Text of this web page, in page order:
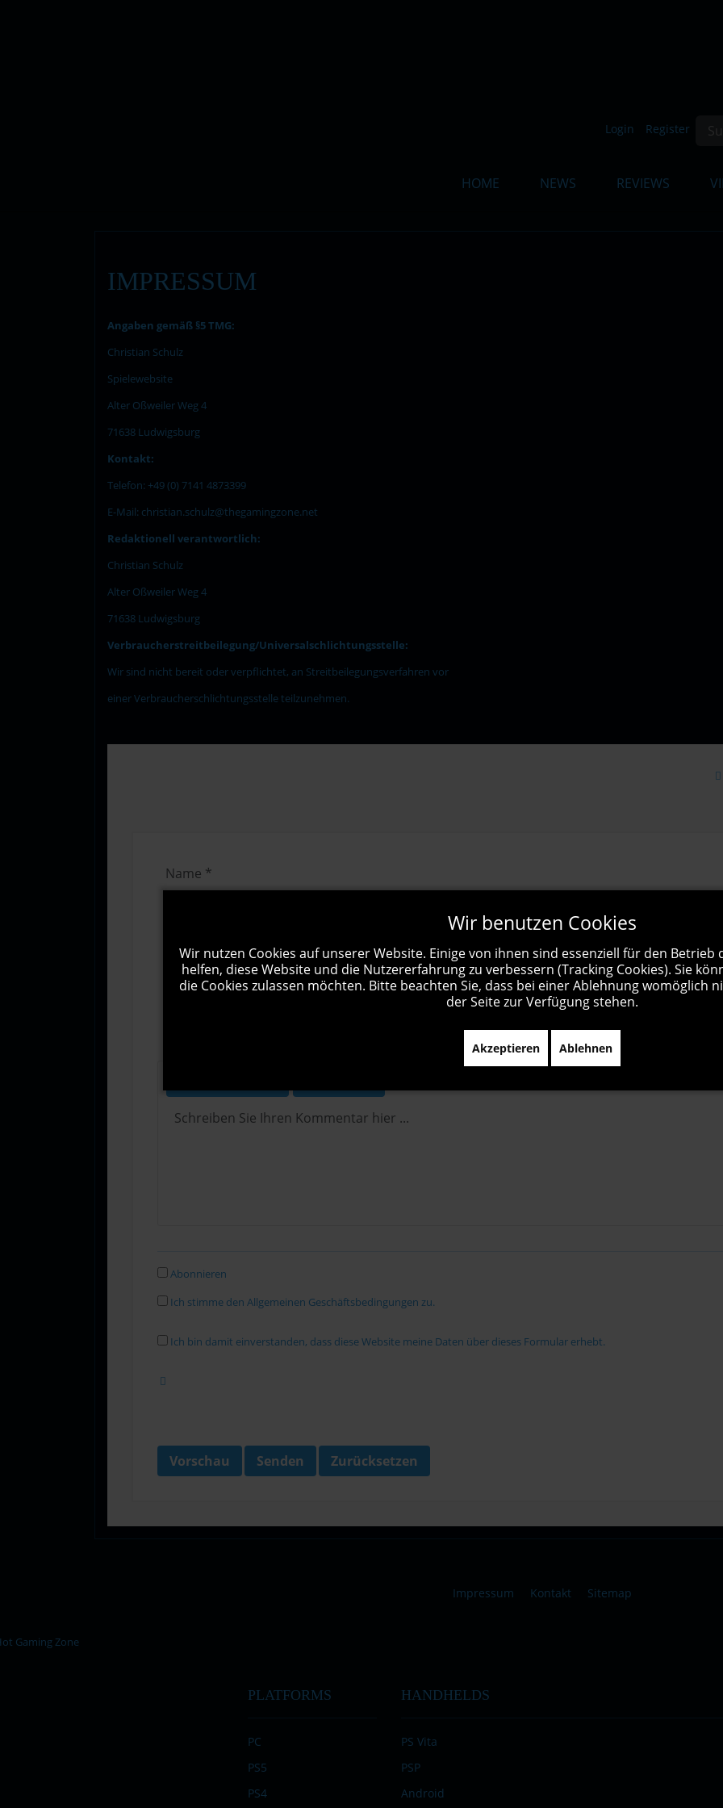
Login Register
HOME NEWS REVIEWS
IMPRESSUM
Angaben gemäß §5 TMG:
Christian Schulz
Spielewebsite
Alter Oßweiler Weg 4
71638 Ludwigsburg
Kontakt:
Telefon: +49 (0) 7141 4873399
E-Mail: christian.schulz@thegamingzone.net
Redaktionell verantwortlich:
Christian Schulz
Alter Oßweiler Weg 4
71638 Ludwigsburg
Verbraucherstreitbeilegung/Universalschlichtungsstelle:
Wir sind nicht bereit oder verpflichtet, an Streitbeilegungsverfahren vor
einer Verbraucherschlichtungsstelle teilzunehmen.
Abonnieren
Ich stimme den Allgemeinen Geschäftsbedingungen zu.
Ich bin damit einverstanden, dass diese Website meine Daten über dieses Formular erhebt.
Vorschau Senden Zurücksetzen
Impressum Kontakt Sitemap
PLATFORMS
PC
PS5
PS4
HANDHELDS
PS Vita
PSP
Android
Wir benutzen Cookies
Wir nutzen Cookies auf unserer Website. Einige von ihnen sind essenziell für den Betrieb
helfen, diese Website und die Nutzererfahrung zu verbessern (Tracking Cookies). Sie
die Cookies zulassen möchten. Bitte beachten Sie, dass bei einer Ablehnung womöglich
der Seite zur Verfügung stehen.
Akzeptieren Ablehnen